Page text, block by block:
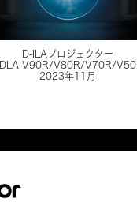
D-ILAプロジェクター
DLA-V90R/V80R/V70R/V50
2023年11月